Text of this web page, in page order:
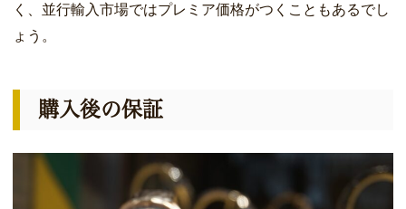
く、並行輸入市場ではプレミア価格がつくこともあるでし
ょう。
購入後の保証